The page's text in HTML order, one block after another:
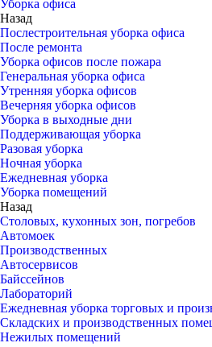
Уборка офиса
Назад
Послестроительная уборка офиса
После ремонта
Уборка офисов после пожара
Генеральная уборка офиса
Утренняя уборка офисов
Вечерняя уборка офисов
Уборка в выходные дни
Поддерживающая уборка
Разовая уборка
Ночная уборка
Ежедневная уборка
Уборка помещений
Назад
Столовых, кухонных зон, погребов
Автомоек
Производственных
Автосервисов
Байссейнов
Лабораторий
Ежедневная уборка торговых и
Складских и производственных
Нежилых помещений